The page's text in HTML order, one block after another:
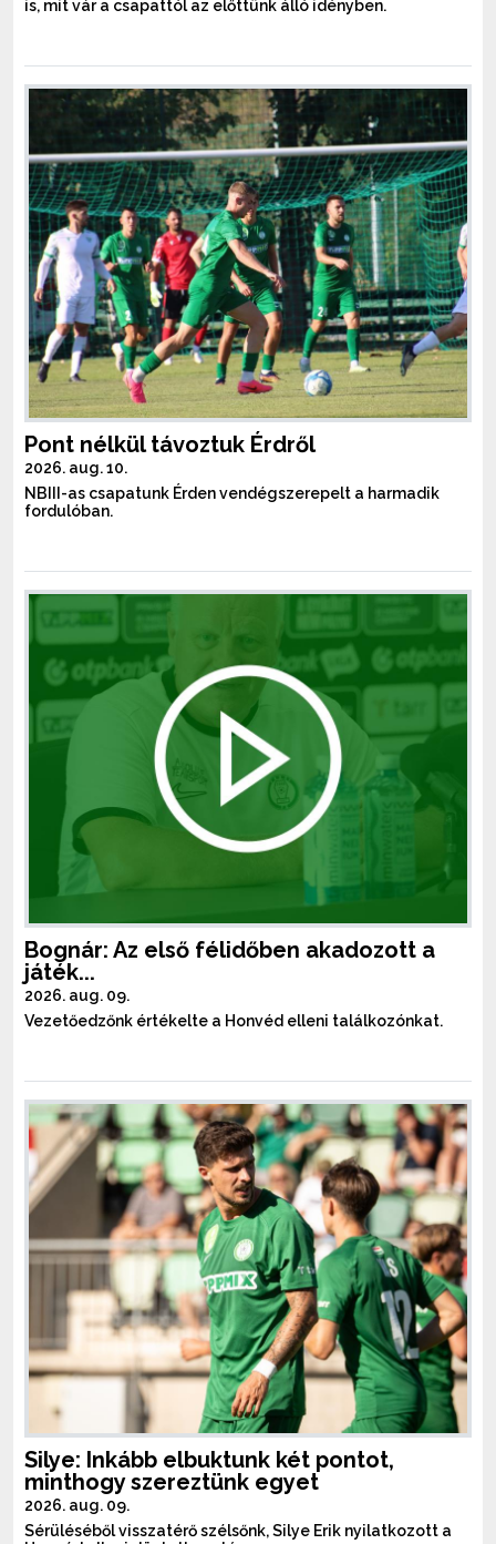
is, mit vár a csapattól az előttünk álló idényben.
Pont nélkül távoztuk Érdről
2026. aug. 10.
NBIII-as csapatunk Érden vendégszerepelt a harmadik
fordulóban.
Bognár: Az első félidőben akadozott a
játék...
2026. aug. 09.
Vezetőedzőnk értékelte a Honvéd elleni találkozónkat.
Silye: Inkább elbuktunk két pontot,
minthogy szereztünk egyet
2026. aug. 09.
Sérüléséből visszatérő szélsőnk, Silye Erik nyilatkozott a